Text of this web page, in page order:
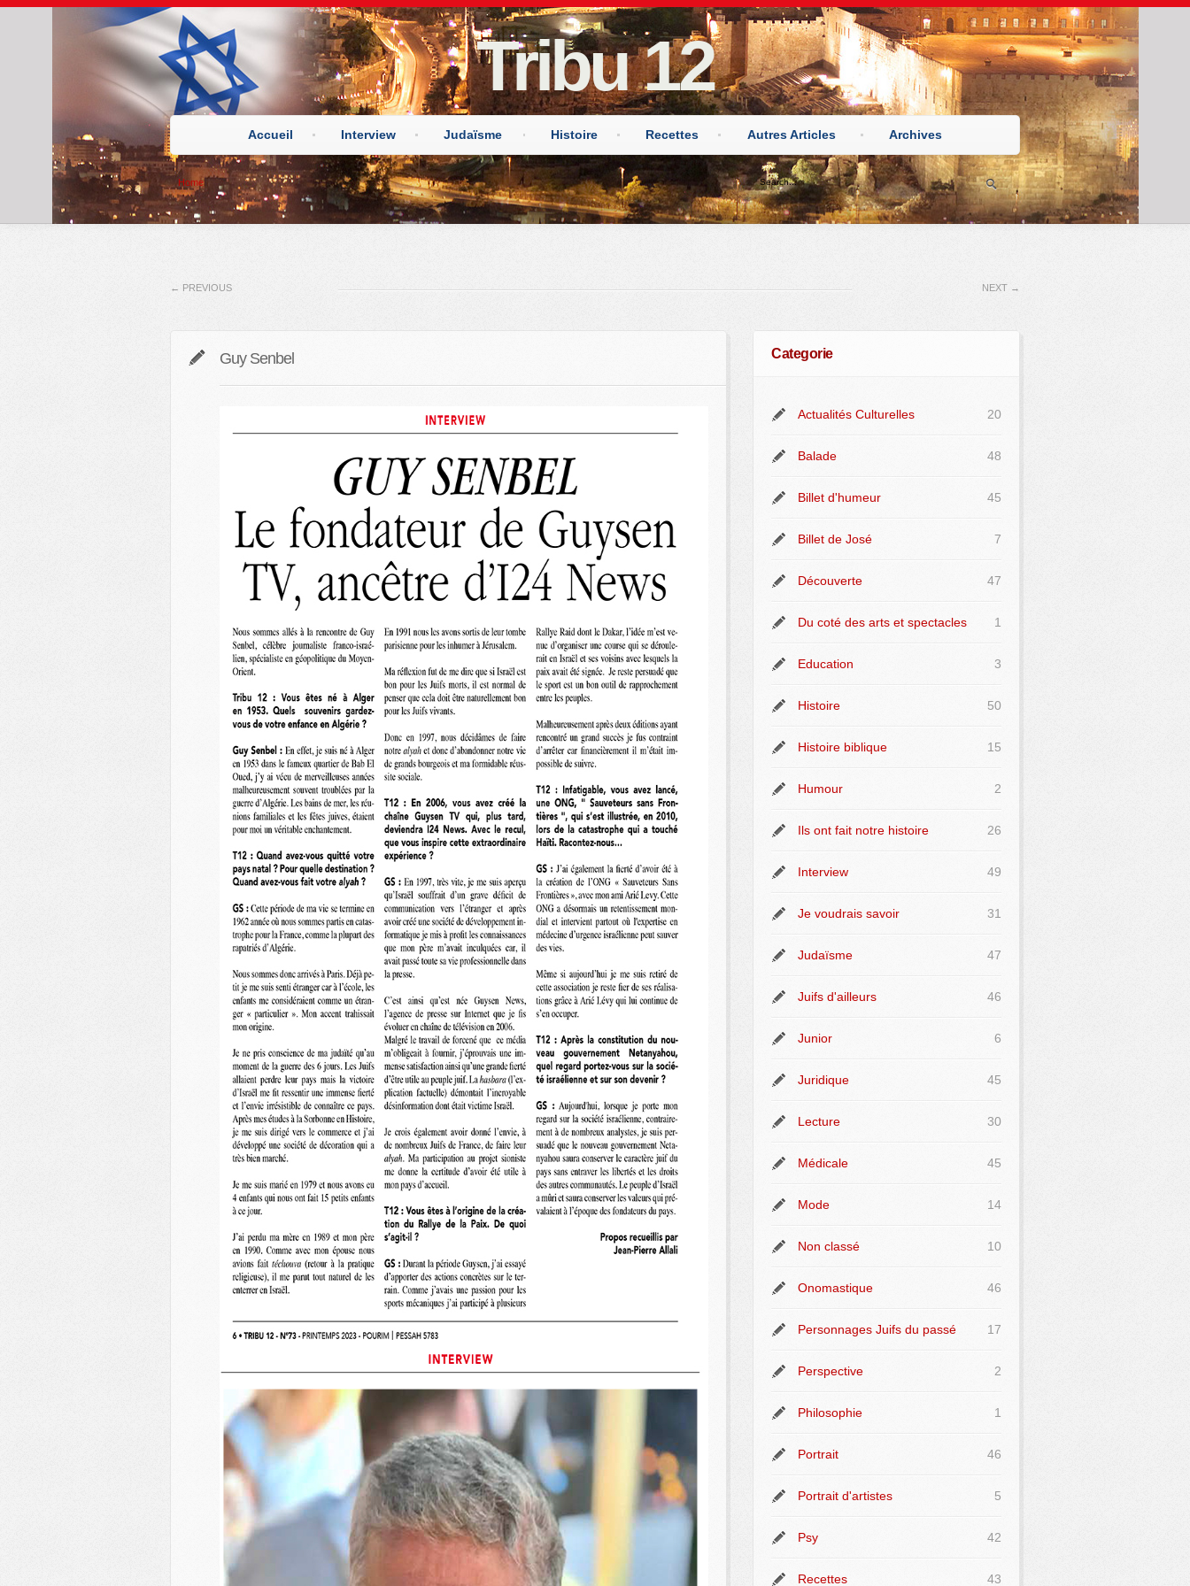
Tribu 12
Accueil Interview Judaïsme Histoire Recettes Autres Articles Archives
Home
← PREVIOUS NEXT →
Guy Senbel Categorie
Actualités Culturelles 20
Balade 48
Billet d'humeur 45
Billet de José 7
Découverte 47
Du coté des arts et spectacles 1
Education 3
Histoire 50
Histoire biblique 15
Humour 2
Ils ont fait notre histoire 26
Interview 49
Je voudrais savoir 31
Judaïsme 47
Juifs d'ailleurs 46
Junior 6
Juridique 45
Lecture 30
Médicale 45
Mode 14
Non classé 10
Onomastique 46
Personnages Juifs du passé 17
Perspective 2
Philosophie 1
Portrait 46
Portrait d'artistes 5
Psy 42
Recettes 43